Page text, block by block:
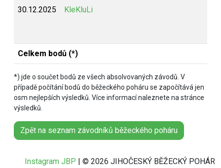
30.12.2025 KleKluLi
Celkem bodů (*)
*) jde o součet bodů ze všech absolvovaných závodů. V
případě počítání bodů do běžeckého poháru se započítává jen
osm nejlepších výsledků. Více informací naleznete na stránce
výsledků.
Zpět na seznam závodníků běžeckého poháru
Instagram JBP | © 2026 JIHOČESKÝ BĚŽECKÝ POHÁR